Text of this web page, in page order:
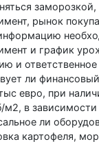
заморозкой,
рынок
и график
и
ли
евро, при
м2, в
ли
картофеля,